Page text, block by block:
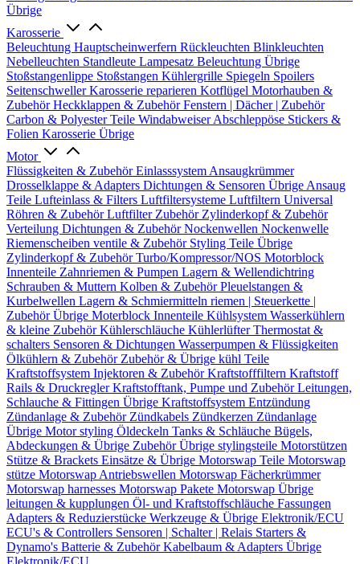
Übrige
Karosserie
Beleuchtung Hauptscheinwerfern Rückleuchten Blinkleuchten
Nebelleuchten Standleute Lampesatz Beleuchtung Übrige
Stoßstangenlippe Stoßstangen Kühlergrille Spiegeln Spoilers
SeitenschwellerKarosserie reparieren Kotflügel Motorhauben &
ZubehörHeckklappen & ZubehörFenstern | Dächer | Zubehör
Carbon & Polyester Teile WindabweiserAbschleppöse Stickers &
Folien Karosserie Übrige
Motor
Flüssigkeiten & ZubehörEinlasssystem Ansaugkrümmer
Drosselklappe & Adapters Dichtungen & Sensoren Übrige Ansaug
Teile Lufteinlass & Filters Luftfiltersysteme Luftfiltern Universal
Röhren & ZubehörLuftfilter Zubehör Zylinderkopf & Zubehör
Verteilung Dichtungen & ZubehörNockenwellen Nockenwelle
Riemenscheiben ventile & Zubehör Styling Teile Übrige
Zylinderkopf & ZubehörTurbo/Kompressor/NOS Motorblock
Innenteile Zahnriemen & Pumpen Lagern & Wellendichtring
Schrauben & Muttern Kolben & ZubehörPleuelstangen &
Kurbelwellen Lagern & Schmiermitteln riemen | Steuerkette |
ZubehörÜbrige Moterblock Innenteile Kühlsystem Wasserkühlern
& kleine ZubehörKühlerschläuche KühlerlüfterThermostat &
schalters Sensoren & Dichtungen Wasserpumpen & Flüssigkeiten
Ölkühlern & Zubehör Zubehör & Übrige kühl Teile
Kraftstoffsystem Injektoren & ZubehörKraftstofffiltern Kraftstoff
Rails & DruckreglerKraftstofftank, Pumpe und ZubehörLeitungen,
Schlauche & Fittingen Übrige Kraftstoffsystem Entzündung
Zündanlage & Zubehör Zündkabels Zündkerzen Zündanlage
Übrige Motor styling Öldeckeln Tanks & Schläuche Bügels,
Abdeckungen & Übrige ZubehörÜbrige stylingsteile Motorstützen
Stütze & Brackets Einsätze & Übrige Motorswap Teile Motorswap
stütze Motorswap Antriebswellen Motorswap Fächerkrümmer
Motorswap harnesses Motorswap Pakete Motorswap Übrige
leitungen & kupplungen Öl- und Kraftstoffschläuche Fassungen
Adapters & Reduzierstücke Werkzeuge & Übrige Elektronik/ECU
ECU's & Controllers Sensoren | Schalter | Relais Starters &
Dynamo's Batterie & ZubehörKabelbaum & Adapters Übrige
Elektronik/ECU